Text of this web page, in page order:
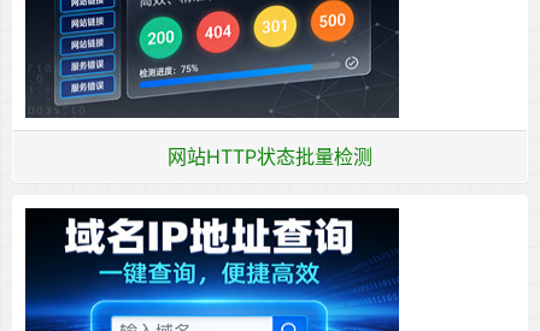
网站HTTP状态批量检测